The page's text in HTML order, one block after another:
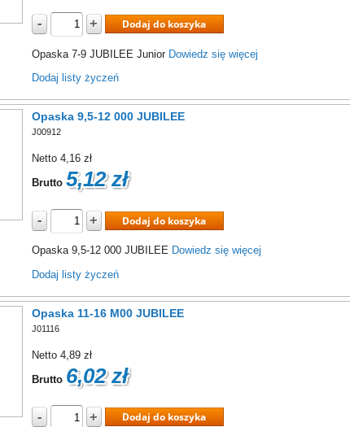
- + Dodaj do koszyka
Opaska 7-9 JUBILEE Junior Dowiedz się więcej
Dodaj listy życzeń
Opaska 9,5-12 000 JUBILEE
J00912
Netto 4,16 zł
Brutto 5,12 zł
- + Dodaj do koszyka
Opaska 9,5-12 000 JUBILEE Dowiedz się więcej
Dodaj listy życzeń
Opaska 11-16 M00 JUBILEE
J01116
Netto 4,89 zł
Brutto 6,02 zł
- + Dodaj do koszyka